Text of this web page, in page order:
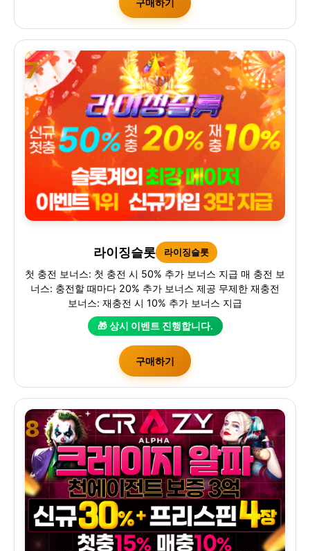
7
라이징슬롯 라이징슬롯
첫 충전 보너스: 첫 충전 시 50% 추가 보너스 지급 매 충전 보
너스: 충전할 때마다 20% 추가 보너스 제공 무제한 재충전
보너스: 재충전 시 10% 추가 보너스 지급
🎁 상시 이벤트 진행합니다.
구매하기
8